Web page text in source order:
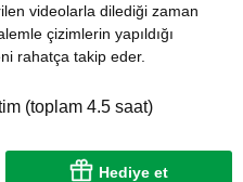
videolarla dilediği zaman
çizimlerin yapıldığı
rahatça takip eder.
(toplam 4.5 saat)
Hediye et